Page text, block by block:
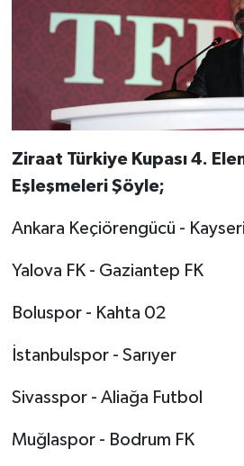
Ziraat Türkiye Kupası 4.
Eşleşmeleri Şöyle;
Ankara Keçiörengücü -
Yalova FK - Gaziantep FK
Boluspor - Kahta 02
İstanbulspor - Sarıyer
Sivasspor - Aliağa Futbol
Muğlaspor - Bodrum FK